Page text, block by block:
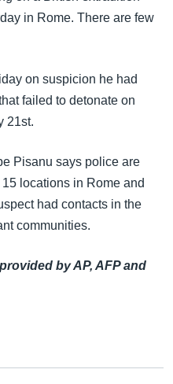
in Rome. There are few
on suspicion he had
failed to detonate on
21st.
Pisanu says police are
locations in Rome and
had contacts in the
communities.
by AP, AFP and